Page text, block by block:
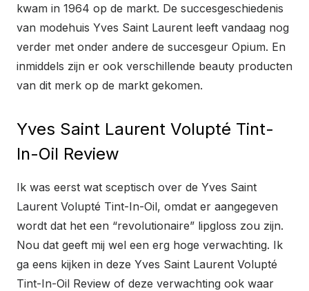
kwam in 1964 op de markt. De succesgeschiedenis
van modehuis Yves Saint Laurent leeft vandaag nog
verder met onder andere de succesgeur Opium. En
inmiddels zijn er ook verschillende beauty producten
van dit merk op de markt gekomen.
Yves Saint Laurent Volupté Tint-
In-Oil Review
Ik was eerst wat sceptisch over de Yves Saint
Laurent Volupté Tint-In-Oil, omdat er aangegeven
wordt dat het een “revolutionaire” lipgloss zou zijn.
Nou dat geeft mij wel een erg hoge verwachting. Ik
ga eens kijken in deze Yves Saint Laurent Volupté
Tint-In-Oil Review of deze verwachting ook waar